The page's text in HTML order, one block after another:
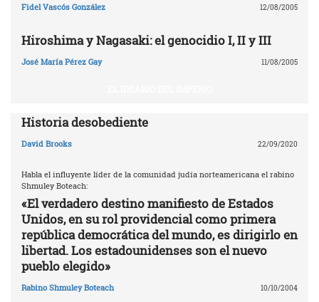
Fidel Vascós González 12/08/2005
Hiroshima y Nagasaki: el genocidio I, II y III
José María Pérez Gay 11/08/2005
Historia desobediente
David Brooks 22/09/2020
Habla el influyente líder de la comunidad judía norteamericana el rabino
Shmuley Boteach:
«El verdadero destino manifiesto de Estados
Unidos, en su rol providencial como primera
república democrática del mundo, es dirigirlo en
libertad. Los estadounidenses son el nuevo
pueblo elegido»
Rabino Shmuley Boteach 10/10/2004